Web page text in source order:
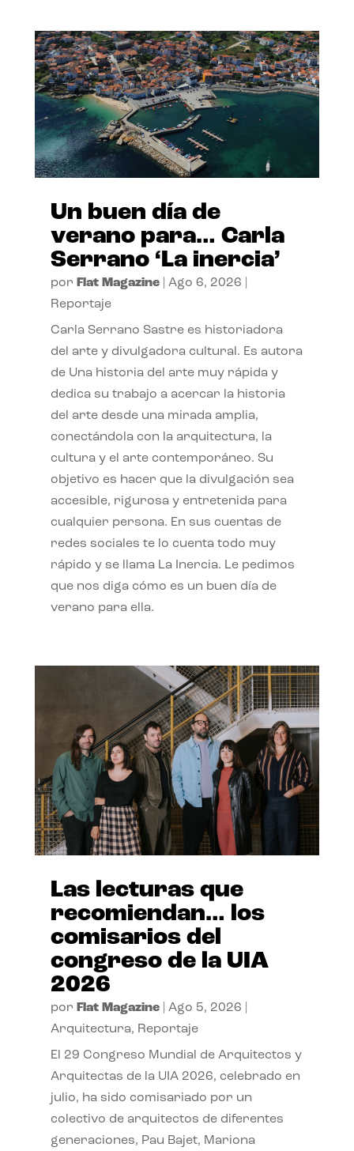
Un buen día de
verano para… Carla
Serrano ‘La inercia’
por Flat Magazine| Ago 6, 2026
Reportaje
Carla Serrano Sastre es historiadora
del arte y divulgadora cultural. Es autora
de Una historia del arte muy rápida y
dedica su trabajo a acercar la historia
del arte desde una mirada amplia,
conectándola con la arquitectura, la
cultura y el arte contemporáneo. Su
objetivo es hacer que la divulgación sea
accesible, rigurosa y entretenida para
cualquier persona. En sus cuentas de
redes sociales te lo cuenta todo muy
rápido y se llama La Inercia. Le pedimos
que nos diga cómo es un buen día de
verano para ella.
Las lecturas que
recomiendan… los
comisarios del
congreso de la UIA
2026
por Flat Magazine| Ago 5, 2026
Arquitectura, Reportaje
El 29 Congreso Mundial de Arquitectos y
Arquitectas de la UIA 2026, celebrado en
julio, ha sido comisariado por un
colectivo de arquitectos de diferentes
generaciones, Pau Bajet, Mariona